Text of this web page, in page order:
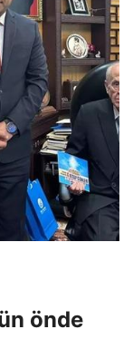
önde